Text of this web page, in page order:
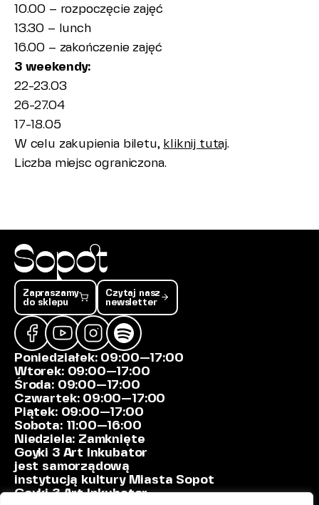
10.00 – rozpoczęcie zajęć
13.30 – lunch
16.00 – zakończenie zajęć
3 weekendy:
22-23.03
26-27.04
17-18.05
W celu zakupienia biletu, kliknij tutaj.
Liczba miejsc ograniczona.
Zapraszamy
do sklepu
Czytaj nasz
newsletter
Poniedziałek: 09:00—17:00
Wtorek: 09:00—17:00
Środa: 09:00—17:00
Czwartek: 09:00—17:00
Piątek: 09:00—17:00
Sobota: 11:00—16:00
Niedziela: Zamknięte
Goyki 3 Art Inkubator
jest samorządową
instytucją kultury Miasta Sopot
Goyki 3 Art Inkubator